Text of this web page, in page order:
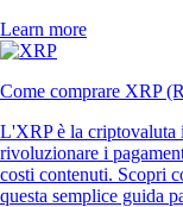
Learn more
Come comprare XRP
L'XRP è la criptovaluta
rivoluzionare i
costi contenuti. Scopri
questa semplice guida